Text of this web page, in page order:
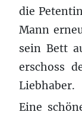
die
Mann
sein Bett
erschoss
Liebhaber.
Eine